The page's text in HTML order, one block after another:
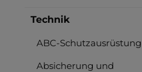
Technik
ABC-Schutzausrüstung
Absicherung und